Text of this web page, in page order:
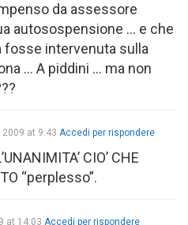
da assessore
autosospensione … e che
fosse intervenuta sulla
… A piddini … ma non
at 9:43 Accedi per rispondere
CIO’ CHE
“perplesso”.
at 14:03 Accedi per rispondere